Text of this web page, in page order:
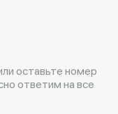
оставьте номер
ответим на все